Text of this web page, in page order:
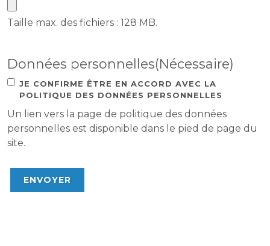
Taille max. des fichiers : 128 MB.
Données personnelles(Nécessaire)
JE CONFIRME ÊTRE EN ACCORD AVEC LA
POLITIQUE DES DONNÉES PERSONNELLES
Un lien vers la page de politique des données
personnelles est disponible dans le pied de page du
site.